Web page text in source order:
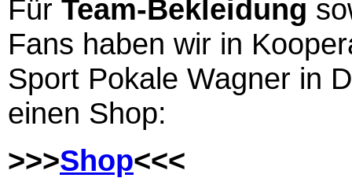
Für Team-Bekleidung
Fans haben wir in
Sport Pokale Wagner in
einen Shop:
>>>Shop<<<